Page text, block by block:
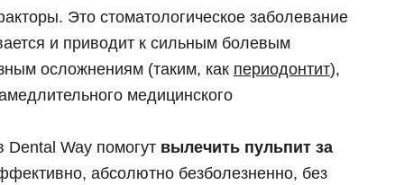
зубов в клинике
челюсти
E-max
Это стоматологическое заболевание
и приводит к сильным болевым
осложнениям (таким, как периодонтит),
медицинского
Way помогут вылечить пульпит за
абсолютно безболезненно, без